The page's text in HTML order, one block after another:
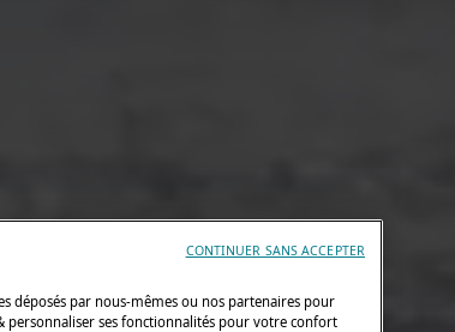
déposés par nous-mêmes ou nos partenaires pour
personnaliser ses fonctionnalités pour votre confort
CONTINUER SANS ACCEPTER